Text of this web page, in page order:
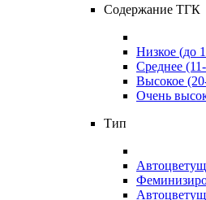
Содержание ТГК
Низкое (до
Среднее
Высокое
Очень
Тип